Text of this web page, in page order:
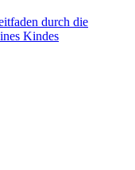
durch die
Kindes